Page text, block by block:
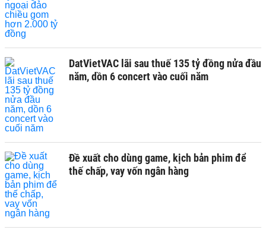
DatVietVAC lãi sau thuế 135 tỷ đồng nửa đầu
năm, dồn 6 concert vào cuối năm
Đề xuất cho dùng game, kịch bản phim để
thế chấp, vay vốn ngân hàng